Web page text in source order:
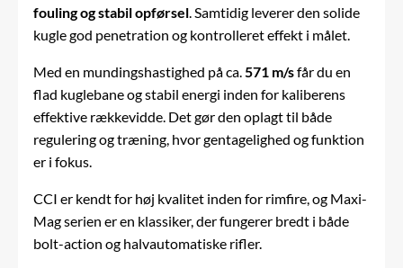
fouling og stabil opførsel. Samtidig leverer den solide
kugle god penetration og kontrolleret effekt i målet.
Med en mundingshastighed på ca.571 m/sfår du en
flad kuglebane og stabil energi inden for kaliberens
effektive rækkevidde. Det gør den oplagt til både
regulering og træning, hvor gentagelighed og funktion
er i fokus.
CCI er kendt for høj kvalitet inden for rimfire, og Maxi-
Mag serien er en klassiker, der fungerer bredt i både
bolt-action og halvautomatiske rifler.